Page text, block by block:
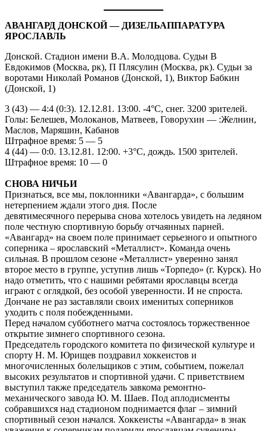
АВАНГАРД ДОНСКОЙ — ДИЗЕЛЬАППАРАТУРА
ЯРОСЛАВЛЬ
Донской. Стадион имени В.А. Молодцова. Судьи В
Евдокимов (Москва, рк), П Плясулин (Москва, рк). Судьи за
воротами Николай Романов (Донской, 1), Виктор Бабкин
(Донской, 1)
3 (43) — 4:4 (0:3). 12.12.81. 13:00. -4°С, снег. 3200 зрителей.
Голы: Белешев, Молоканов, Матвеев, Говорухин — :Желнин,
Маслов, Маряшин, Кабанов
Штрафное время: 5 — 5
4 (44) — 0:0. 13.12.81. 12:00. +3°С, дождь. 1500 зрителей.
Штрафное время: 10 — 0
СНОВА НИЧЬИ
Признаться, все мы, поклонники «Авангарда», с большим
нетерпением ждали этого дня. После
девятимесячного перерыва снова хотелось увидеть на ледяном
поле честную спортивную борьбу отчаянных парней.
«Авангард» на своем поле принимает серьезного и опытного
соперника – ярославский «Металлист». Команда очень
сильная. В прошлом сезоне «Металлист» уверенно занял
второе место в группе, уступив лишь «Торпедо» (г. Курск). Но
надо отметить, что с нашими ребятами ярославцы всегда
играют с оглядкой, без особой уверенности. И не спроста.
Дончане не раз заставляли своих именитых соперников
уходить с поля побежденными.
Перед началом субботнего матча состоялось торжественное
открытие зимнего спортивного сезона.
Председатель городского комитета по физической культуре и
спорту Н. М. Юрищев поздравил хоккеистов и
многочисленных болельщиков с этим, событием, пожелал
высоких результатов и спортивной удачи. С приветствием
выступил также председатель завкома ремонтно-
механического завода Ю. М. Шаев. Под аплодисменты
собравшихся над стадионом поднимается флаг – зимний
спортивный сезон начался. Хоккеисты «Авангарда» в знак